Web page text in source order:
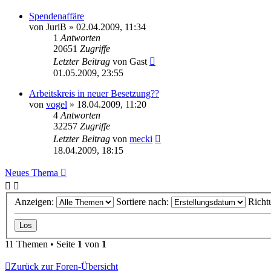
Spendenaffäre
von JuriB » 02.04.2009, 11:34
1 Antworten
20651 Zugriffe
Letzter Beitrag von Gast
01.05.2009, 23:55
Arbeitskreis in neuer Besetzung??
von vogel » 18.04.2009, 11:20
4 Antworten
32257 Zugriffe
Letzter Beitrag von mecki
18.04.2009, 18:15
Neues Thema
Anzeigen: Sortiere nach:
11 Themen • Seite 1 von 1
Zurück zur Foren-Übersicht